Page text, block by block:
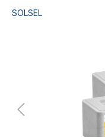
SOLSEL